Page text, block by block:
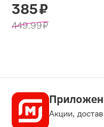
385 ₽
449.99 ₽
Акции,